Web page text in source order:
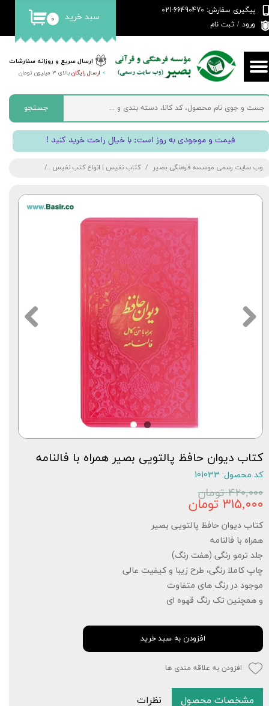
ارسال سریع و روزانه سفارشات
> ارسال رایگانبالای 3 میلیون تومان
پیگیری سفارش: 66490470-021
ورود / ثبت نام
حساب کاربری من
تغییر گذر واژه
سفارشات
خروج از حساب کاربری
۰ سبد خرید
جستجو
! قیمت و موجودی به روز است; با خیال راحت خرید کنید
وب سایت رسمی موسسه فرهنگی بصیر کتاب نفیس | انواع کتب نفیس
کتاب دیوان حافظ پالتویی بصیر همراه با فالنامه
کد محصول: 101033
۴۲۰,۰۰۰ تومان
۳۱۵,۰۰۰ تومان
کتاب دیوان حافظ پالتویی بصیر
همراه با فالنامه
جلد ترمو رنگی (هفت رنگ)
چاپ کاملا رنگی، طرح زیبا و کیفیت عالی
موجود در رنگ های متفاوت
و همچنین تک رنگ قهوه ای
افزودن به سبد خرید
افزودن به علاقه مندی ها
مشخصات محصول نظرات